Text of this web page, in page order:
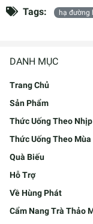
DANH MỤC
Trang Chủ
Sản Phẩm
Thức Uống Theo
Thức Uống Theo Mùa
Quà Biếu
Hỗ Trợ
Về Hùng Phát
Cẩm Nang Trà Thảo
Tags: hạ đường